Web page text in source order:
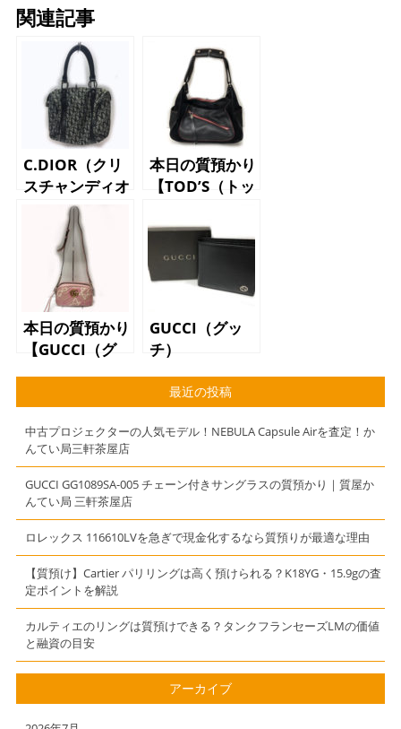
関連記事
C.DIOR（クリ
スチャンディオ
ール）トロッタ
ー ミニボスト
ン ハンドバッ
グ レディース
本日の質預かり
【TOD’S（トッ
コラボ ハンド
バッグ ブラッ
ク レッド】
本日の質預かり
【GUCCI（グ
ーン ピンク
GG】
GUCCI（グッ
チ）
二つ折り財布
ブラック レザ
ー
最近の投稿
中古プロジェクターの人気モデル！NEBULA Capsule Airを査定！か
んてい局三軒茶屋店
GUCCI GG1089SA-005 チェーン付きサングラスの質預かり｜質屋か
んてい局 三軒茶屋店
ロレックス 116610LVを急ぎで現金化するなら質預りが最適な理由
【質預け】Cartier パリリングは高く預けられる？K18YG・15.9gの査
定ポイントを解説
カルティエのリングは質預けできる？タンクフランセーズLMの価値
と融資の目安
アーカイブ